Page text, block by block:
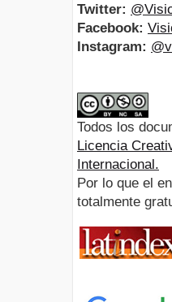
Twitter:
Facebook:
Instagram:
Todos los
Licencia
Internacional.
Por lo que el
totalmente